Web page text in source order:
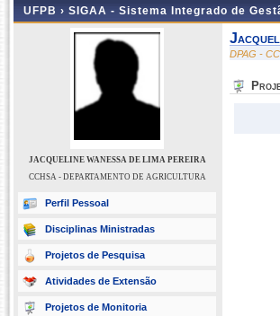
UFPB › SIGAA - Sistema Integrado de
JACQUELINE WANESSA DE LIMA PEREIRA
CCHSA - DEPARTAMENTO DE AGRICULTURA
Perfil Pessoal
Disciplinas Ministradas
Projetos de Pesquisa
Atividades de Extensão
Projetos de Monitoria
DPAG -